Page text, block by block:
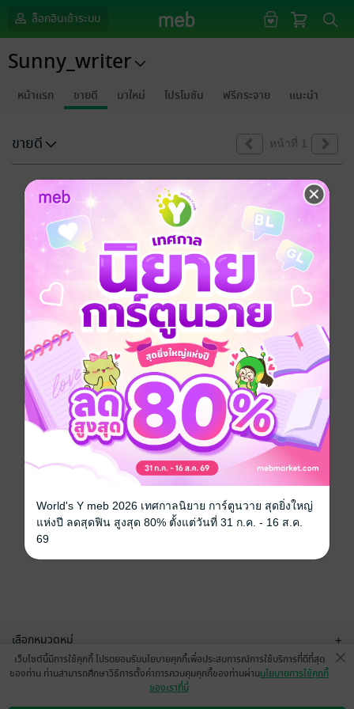
ล็อกอินเข้าระบบ
Sunny_writer
หน้าแรก ขายดี มาใหม่ โปรโมชัน ฟรีกระจาย แนะนำ
ขายดี หน้าที่ 1
ขออภัยด้วยนะคะ
ไม่พบข้อมูลในหัวข้อที่คุณกำลังชมค่ะ
เลือกหมวดหมู่ +
บริการช่วยเหลือ
เว็บไซต์นี้มีการใช้คุกกี้ โปรดยอมรับนโยบายคุกกี้เพื่อประสบการณ์การใช้บริการที่ดีที่สุด
ของท่าน ท่านสามารถศึกษาวิธีการตั้งค่าการควบคุมคุกกี้ของท่านผ่านนโยบายการใช้คุกกี้
ของเราที่นี่
World's Y meb 2026 เทศกาลนิยาย การ์ตูนวาย สุดยิ่งใหญ่
แห่งปี ลดสุดฟิน สูงสุด 80% ตั้งแต่วันที่ 31 ก.ค. - 16 ส.ค.
69